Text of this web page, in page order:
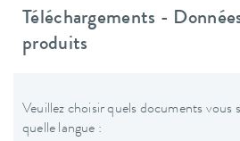
Téléchargements -
produits
Veuillez choisir quels documents vous
quelle langue :